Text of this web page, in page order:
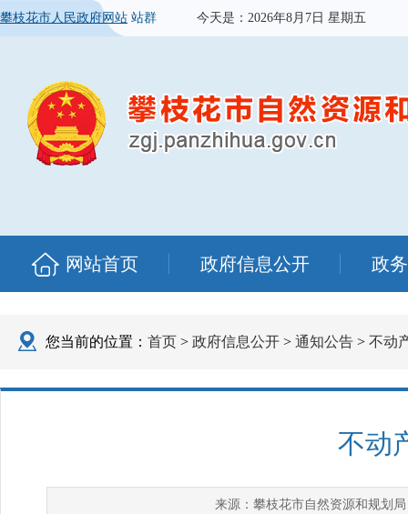
攀枝花市人民政府网站 站群 今天是： 2026年8月7日 星期五
网站首页 政府信息公开 政
您当前的位置： 首页 > 政府信息公开 > 通知公告 > 不动
不动
来源： 攀枝花市自然资源和规划局